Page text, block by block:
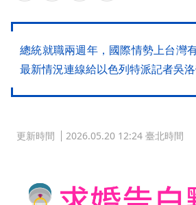
總統就職兩週年，國際情勢上台灣
最新情況連線給以色列特派記者吳洛
更新時間 2026.05.20 12:24 臺北時間